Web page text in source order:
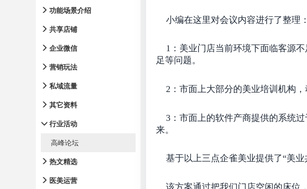
功能场景介绍
共享店铺
企业微信
营销玩法
私域流量
其它资料
行业活动
高峰论坛
热文精选
医美运营
小编在这里对会议内容进行了整理：
1：美业门店当前环境下面临客源不
足等问题。
2：市面上大部分的美业培训机构，
3：市面上的软件产商提供的系统过
来。
基于以上三点企雀美业提供了“美业
该方案通过把我们门店空闲的床位